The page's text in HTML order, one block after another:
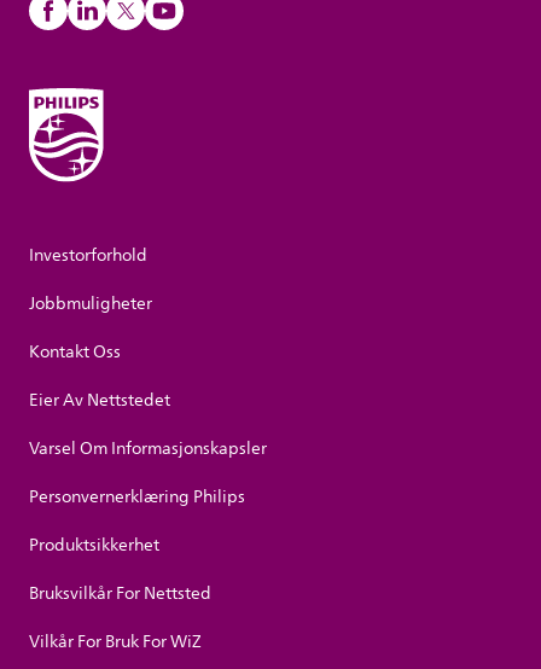
Investorforhold
Jobbmuligheter
Kontakt Oss
Eier Av Nettstedet
Varsel Om Informasjonskapsler
Personvernerklæring Philips
Produktsikkerhet
Bruksvilkår For Nettsted
Vilkår For Bruk For WiZ